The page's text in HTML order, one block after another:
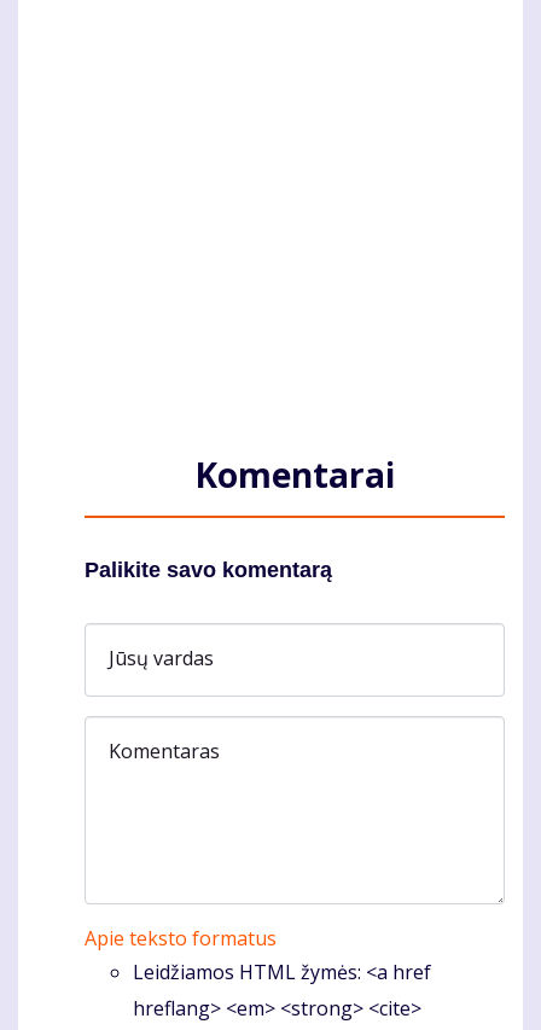
Komentarai
Palikite savo komentarą
Jūsų vardas
Komentaras
Apie teksto formatus
Leidžiamos HTML žymės: <a href
hreflang> <em> <strong> <cite>